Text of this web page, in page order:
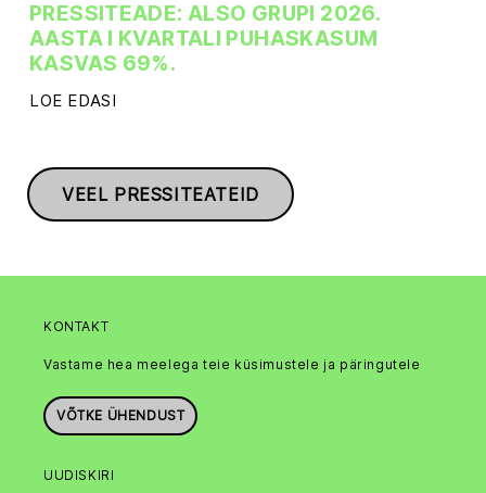
PRESSITEADE: ALSO GRUPI 2026.
AASTA I KVARTALI PUHASKASUM
KASVAS 69%.
LOE EDASI
VEEL PRESSITEATEID
KONTAKT
Vastame hea meelega teie küsimustele ja päringutele
VÕTKE ÜHENDUST
UUDISKIRI